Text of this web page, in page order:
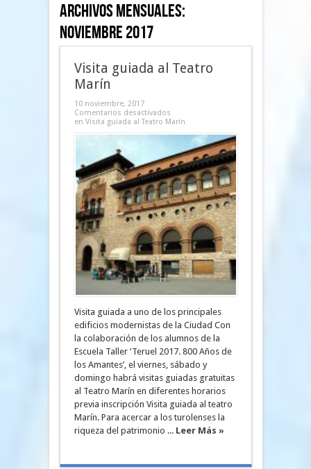
Archivos Mensuales:
noviembre 2017
Visita guiada al Teatro
Marín
10 noviembre, 2017
Comentarios desactivados
en Visita guiada al Teatro Marín
Visita guiada a uno de los principales
edificios modernistas de la Ciudad Con
la colaboración de los alumnos de la
Escuela Taller ‘Teruel 2017. 800 Años de
los Amantes’, el viernes, sábado y
domingo habrá visitas guiadas gratuitas
al Teatro Marín en diferentes horarios
previa inscripción Visita guiada al teatro
Marín. Para acercar a los turolenses la
riqueza del patrimonio ... Leer Más »